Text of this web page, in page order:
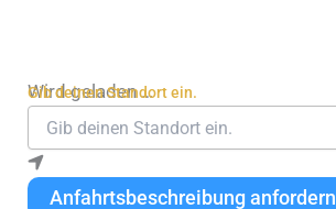
Wird geladen …
Gib deinen Standort ein.
Anfahrtsbeschreibung anfordern